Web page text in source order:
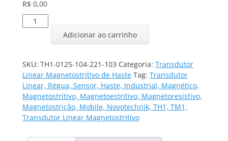
R$ 0,00
Transdutor
Linear
104-
221-
103
quantidade
Adicionar ao carrinho
SKU: TH1-0125-104-221-103 Categoria: Transdutor
Linear Magnetostritivo de Haste Tag: Transdutor
Linear, Régua, Sensor, Haste, Industrial, Magnético,
Magnetostritivo, Magnetoestritivo, Magnetoresistivo,
Magnetostrição, Mobile, Novotechnik, TH1, TM1,
Transdutor Linear Magnetostritivo